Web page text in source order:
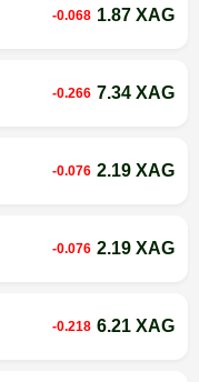
-0.068 1.87 XAG
-0.266 7.34 XAG
-0.076 2.19 XAG
-0.076 2.19 XAG
-0.218 6.21 XAG